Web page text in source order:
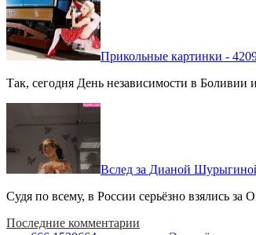
Прикольные картинки -
Так, сегодня День независимости в
Вслед за Дианой
Судя по всему, в России серьёзно взялись
Последние комментарии